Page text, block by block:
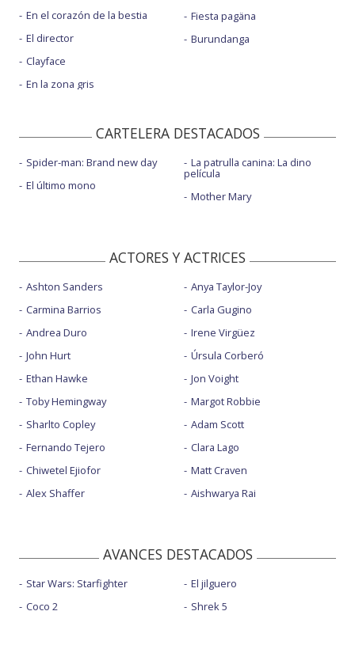
En el corazón de la bestia
El director
Clayface
En la zona gris
Fiesta pagäna
Burundanga
CARTELERA DESTACADOS
Spider-man: Brand new day
El último mono
La patrulla canina: La dino
película
Mother Mary
ACTORES Y ACTRICES
Ashton Sanders
Carmina Barrios
Andrea Duro
John Hurt
Ethan Hawke
Toby Hemingway
Sharlto Copley
Fernando Tejero
Chiwetel Ejiofor
Alex Shaffer
Anya Taylor-Joy
Carla Gugino
Irene Virgüez
Úrsula Corberó
Jon Voight
Margot Robbie
Adam Scott
Clara Lago
Matt Craven
Aishwarya Rai
AVANCES DESTACADOS
Star Wars: Starfighter
Coco 2
El jilguero
Shrek 5